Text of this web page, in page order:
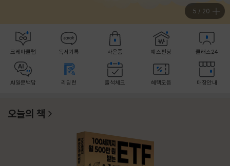
5 / 20
크레마클럽 독서기록 사은품 예스펀딩 클래스24
AI일문백답 리딩런 출석체크 혜택모음 매장안내
오늘의 책